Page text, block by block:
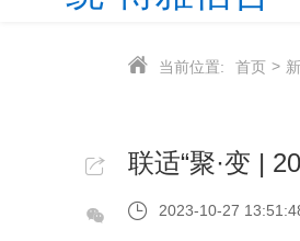
当前位置: 首页
联适“聚·变 |
2023-10-27